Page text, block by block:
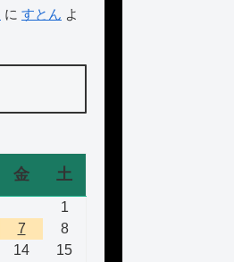
に すとん よ
金 土
1
7
8
14
15